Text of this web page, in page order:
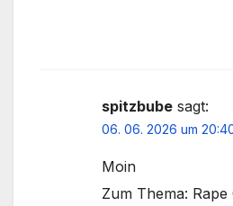
spitzbube sagt:
06. 06. 2026 um
Moin
Zum Thema: Rape